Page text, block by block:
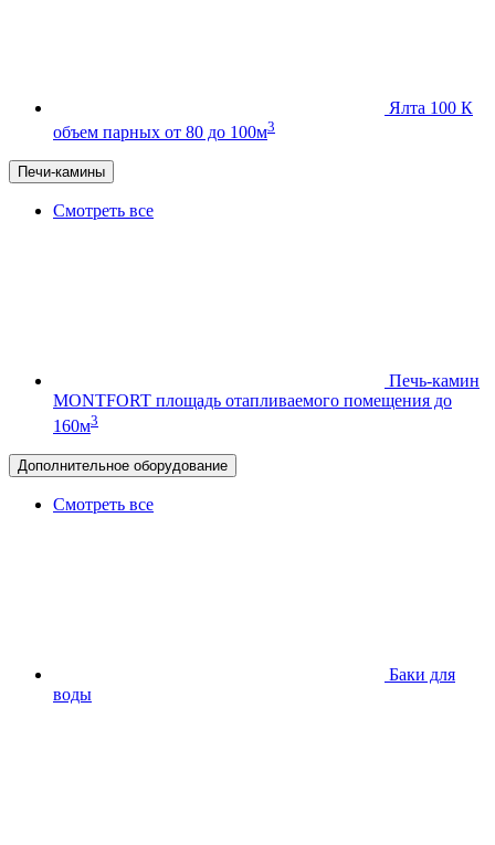
Ялта 100 К
объем парных от 80 до 100м3
Печи-камины
Смотреть все
Печь-камин
MONTFORT площадь отапливаемого помещения до
160м3
Дополнительное оборудование
Смотреть все
Баки для
воды